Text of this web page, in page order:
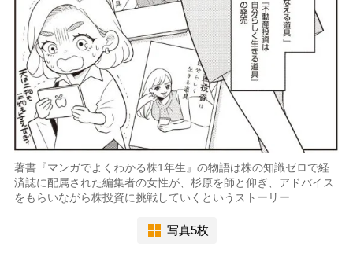
著書『マンガでよくわかる株1年生』の物語は株の知識ゼロで経
済誌に配属された編集者の女性が、杉原を師と仰ぎ、アドバイス
をもらいながら株投資に挑戦していくというストーリー
写真5枚